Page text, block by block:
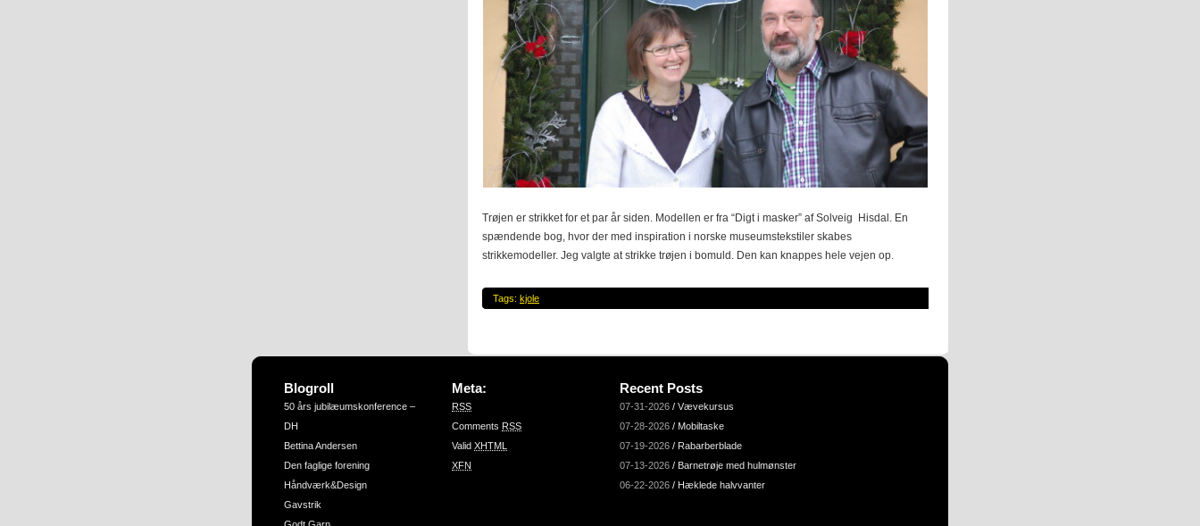
Trøjen er strikket for et par år siden. Modellen er fra “Digt i masker” af Solveig Hisdal. En
spændende bog, hvor der med inspiration i norske museumstekstiler skabes
strikkemodeller. Jeg valgte at strikke trøjen i bomuld. Den kan knappes hele vejen op.
Tags: kjole
Blogroll
50 års jubilæumskonference –
DH
Bettina Andersen
Den faglige forening
Håndværk&Design
Gavstrik
Meta:
RSS
Comments RSS
Valid XHTML
XFN
Recent Posts
07-31-2026 / Vævekursus
07-28-2026 / Mobiltaske
07-19-2026 / Rabarberblade
07-13-2026 / Barnetrøje med hulmønster
06-22-2026 / Hæklede halvvanter